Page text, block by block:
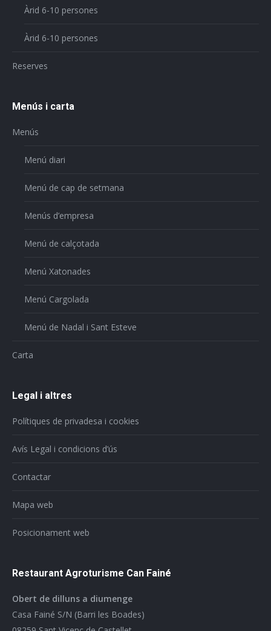
Àrid 6-10 persones
Àrid 6-10 persones
Reserves
Menús i carta
Menús
Menú diari
Menú de cap de setmana
Menús d’empresa
Menú de calçotada
Menú Xatonades
Menú Cargolada
Menú de Nadal i Sant Esteve
Carta
Legal i altres
Polítiques de privadesa i cookies
Avís Legal i condicions d’ús
Contactar
Mapa web
Posicionament web
Restaurant Agroturisme Can Fainé
Obert de dilluns a diumenge
Casa Fainé S/N (Barri les Boades)